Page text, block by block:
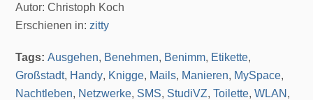
Autor: Christoph Koch
Erschienen in: zitty
Tags:Ausgehen, Benehmen, Benimm, Etikette,
Großstadt, Handy, Knigge, Mails, Manieren, MySpace,
Nachtleben, Netzwerke, SMS, StudiVZ,Toilette,WLAN ,